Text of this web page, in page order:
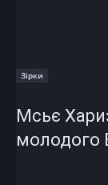
Зірки
Мсьє
молодого